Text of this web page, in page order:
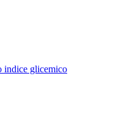
indice glicemico